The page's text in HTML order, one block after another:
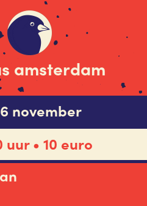
amsterdam
november
uur • 10 euro